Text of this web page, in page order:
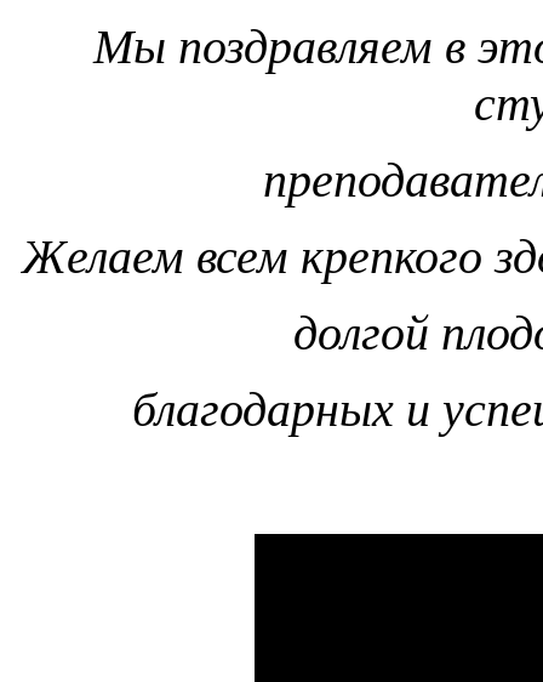
Мы поздравляем в
Желаем всем крепкого
долгой
благодарных и